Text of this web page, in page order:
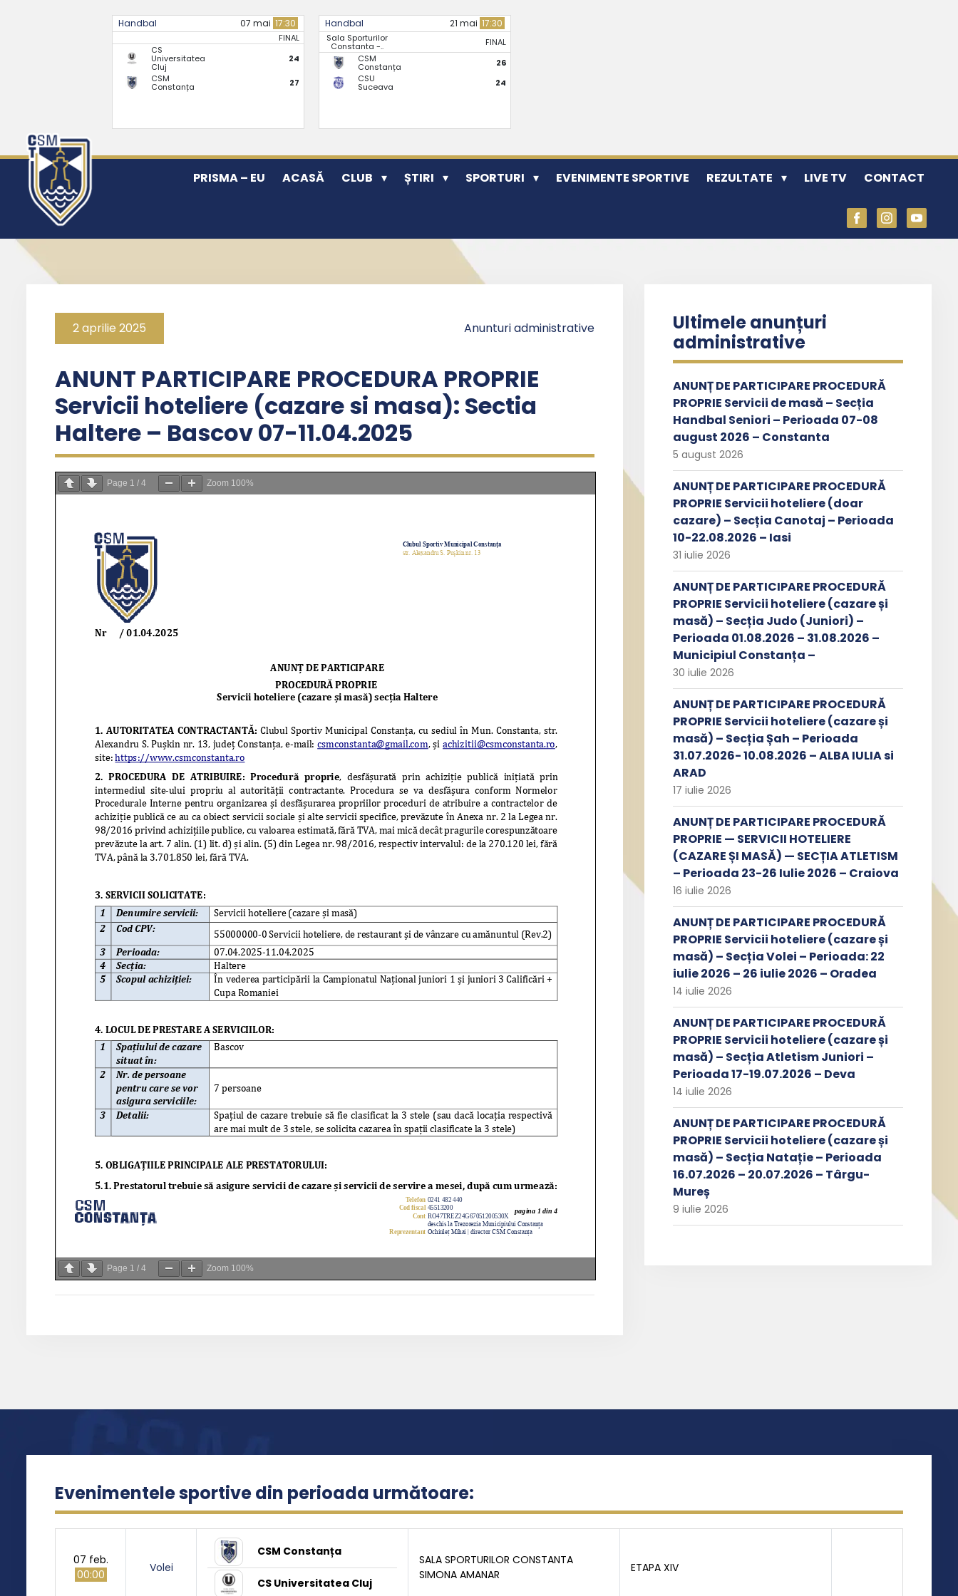
Handbal 07 mai 17:30
FINAL
CS
Universitatea
Cluj
24
CSM
Constanța 27
Handbal 21 mai 17:30
Sala Sporturilor
Constanta -..
FINAL
CSM
Constanța
26
CSU
Suceava 24
PRISMA – EU ACASĂ CLUB ȘTIRI SPORTURI EVENIMENTE SPORTIVE REZULTATE LIVE TV CONTACT
2 aprilie 2025 Anunturi administrative
ANUNT PARTICIPARE PROCEDURA PROPRIE
Servicii hoteliere (cazare si masa): Sectia
Haltere – Bascov 07-11.04.2025
Page 1 / 4 Zoom 100%
Page 1 / 4 Zoom 100%
Ultimele anunțuri
administrative
ANUNȚ DE PARTICIPARE PROCEDURĂ
PROPRIE Servicii de masă – Secția
Handbal Seniori – Perioada 07-08
august 2026 – Constanta
5 august 2026
ANUNȚ DE PARTICIPARE PROCEDURĂ
PROPRIE Servicii hoteliere (doar
cazare) – Secția Canotaj – Perioada
10-22.08.2026 – Iasi
31 iulie 2026
ANUNȚ DE PARTICIPARE PROCEDURĂ
PROPRIE Servicii hoteliere (cazare și
masă) – Secția Judo (Juniori) –
Perioada 01.08.2026 – 31.08.2026 –
Municipiul Constanța –
30 iulie 2026
ANUNȚ DE PARTICIPARE PROCEDURĂ
PROPRIE Servicii hoteliere (cazare și
masă) – Secția Șah – Perioada
31.07.2026- 10.08.2026 – ALBA IULIA si
ARAD
17 iulie 2026
ANUNȚ DE PARTICIPARE PROCEDURĂ
PROPRIE — SERVICII HOTELIERE
(CAZARE ȘI MASĂ) — SECȚIA ATLETISM
– Perioada 23-26 Iulie 2026 – Craiova
16 iulie 2026
ANUNȚ DE PARTICIPARE PROCEDURĂ
PROPRIE Servicii hoteliere (cazare și
masă) – Secția Volei – Perioada: 22
iulie 2026 – 26 iulie 2026 – Oradea
14 iulie 2026
ANUNȚ DE PARTICIPARE PROCEDURĂ
PROPRIE Servicii hoteliere (cazare și
masă) – Secția Atletism Juniori –
Perioada 17-19.07.2026 – Deva
14 iulie 2026
ANUNȚ DE PARTICIPARE PROCEDURĂ
PROPRIE Servicii hoteliere (cazare și
masă) – Secția Natație – Perioada
16.07.2026 – 20.07.2026 – Târgu-
Mureș
9 iulie 2026
Evenimentele sportive din perioada următoare:
07 feb.
00:00
Volei
CSM Constanța
CS Universitatea Cluj
SALA SPORTURILOR CONSTANTA
SIMONA AMANAR
ETAPA XIV